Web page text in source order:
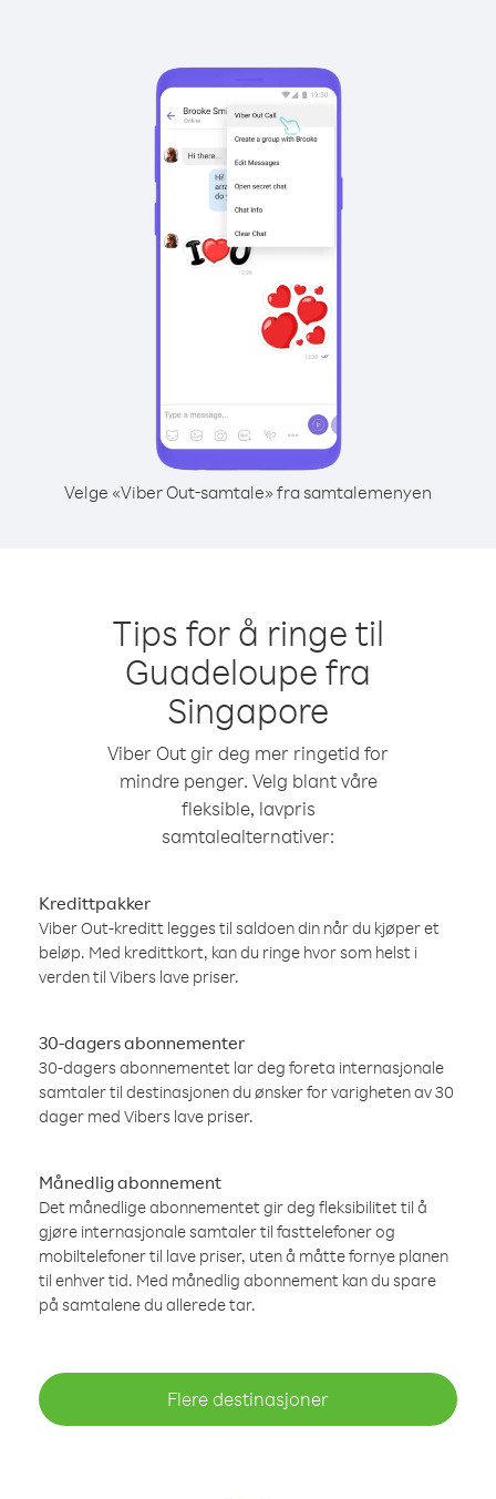
Velge «Viber Out-samtale» fra samtalemenyen
Tips for å ringe til
Guadeloupe fra
Singapore
Viber Out gir deg mer ringetid for
mindre penger. Velg blant våre
fleksible, lavpris
samtalealternativer:
Kredittpakker
Viber Out-kreditt legges til saldoen din når du kjøper et
beløp. Med kredittkort, kan du ringe hvor som helst i
verden til Vibers lave priser.
30-dagers abonnementer
30-dagers abonnementet lar deg foreta internasjonale
samtaler til destinasjonen du ønsker for varigheten av 30
dager med Vibers lave priser.
Månedlig abonnement
Det månedlige abonnementet gir deg fleksibilitet til å
gjøre internasjonale samtaler til fasttelefoner og
mobiltelefoner til lave priser, uten å måtte fornye planen
til enhver tid. Med månedlig abonnement kan du spare
på samtalene du allerede tar.
Flere destinasjoner